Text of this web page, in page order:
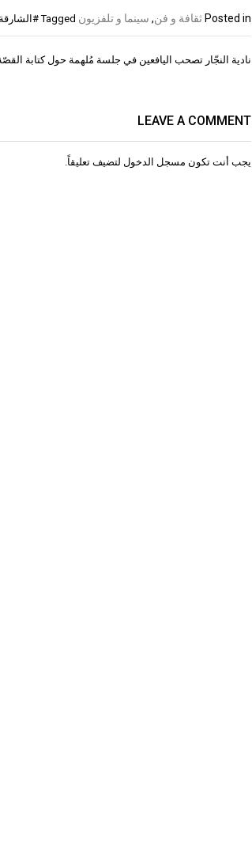
Posted in ثقافة و فن, سينما و تلفزيون Tagged #الشارقة
تصفّح
نادية النجّار تصحب اليافعين في جلسة مُلهمة حول كتابة القصّة
LEAVE A COMMENT
يجب أنت تكون مسجل الدخول لتضيف تعليقاً.